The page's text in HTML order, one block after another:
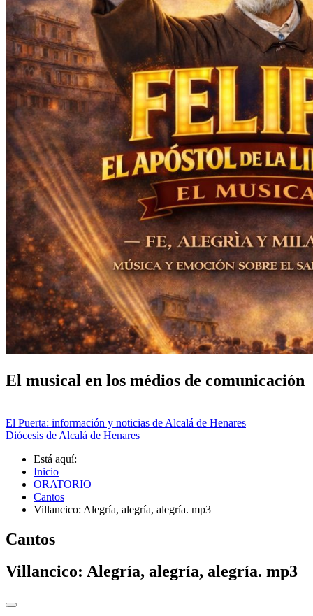
El musical en los médios de comunicación
El Puerta: información y noticias de Alcalá de Henares
Diócesis de Alcalá de Henares
Está aquí:
Inicio
ORATORIO
Cantos
Villancico: Alegría, alegría, alegría. mp3
Cantos
Villancico: Alegría, alegría, alegría. mp3